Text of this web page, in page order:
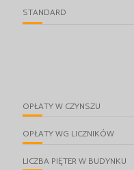
STANDARD
OPŁATY W CZYNSZU
OPŁATY WG LICZNIKÓW
LICZBA PIĘTER W BUDYNKU